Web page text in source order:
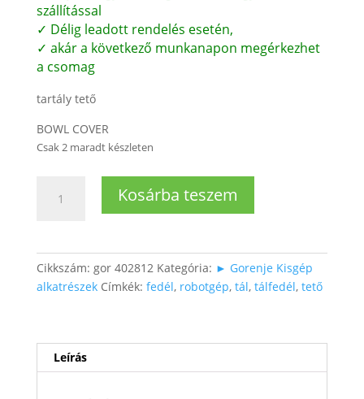
szállítással
✓ Délig leadott rendelés esetén,
✓ akár a következő munkanapon megérkezhet
a csomag
tartály tető
BOWL COVER
Csak 2 maradt készleten
tálfedél
Kosárba teszem
Cikkszám: gor 402812 Kategória: ► Gorenje Kisgép
alkatrészek Címkék: fedél, robotgép, tál, tálfedél, tető
Leírás